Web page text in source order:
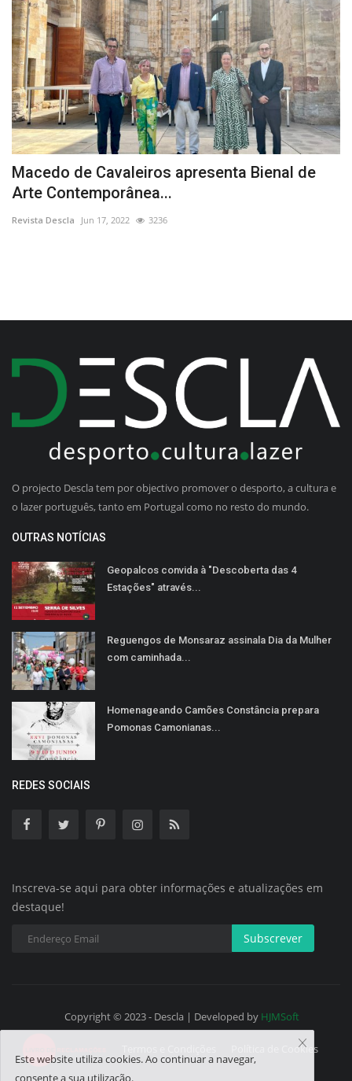
Macedo de Cavaleiros apresenta Bienal de
Arte Contemporânea...
Revista Descla Jun 17, 2022 3236
O projecto Descla tem por objectivo promover o desporto, a cultura e
o lazer português, tanto em Portugal como no resto do mundo.
OUTRAS NOTÍCIAS
Geopalcos convida à "Descoberta das 4
Estações" através...
Reguengos de Monsaraz assinala Dia da Mulher
com caminhada...
Homenageando Camões Constância prepara
Pomonas Camonianas...
REDES SOCIAIS
Inscreva-se aqui para obter informações e atualizações em
destaque!
Subscrever
Copyright © 2023 - Descla | Developed by HJMSoft
Política de Cookies
Este website utiliza cookies. Ao continuar a navegar,
consente a sua utilização.